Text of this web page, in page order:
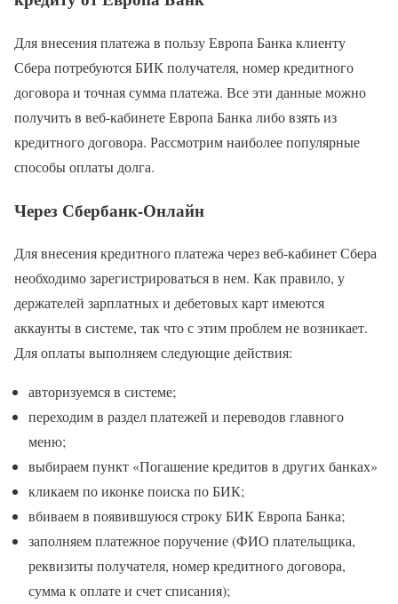
Для внесения платежа в пользу Европа Банка клиенту
Сбера потребуются БИК получателя, номер кредитного
договора и точная сумма платежа. Все эти данные можно
получить в веб-кабинете Европа Банка либо взять из
кредитного договора. Рассмотрим наиболее популярные
способы оплаты долга.
Через Сбербанк-Онлайн
Для внесения кредитного платежа через веб-кабинет Сбера
необходимо зарегистрироваться в нем. Как правило, у
держателей зарплатных и дебетовых карт имеются
аккаунты в системе, так что с этим проблем не возникает.
Для оплаты выполняем следующие действия:
авторизуемся в системе;
переходим в раздел платежей и переводов главного
меню;
выбираем пункт «Погашение кредитов в других банках»
кликаем по иконке поиска по БИК;
вбиваем в появившуюся строку БИК Европа Банка;
заполняем платежное поручение (ФИО плательщика,
реквизиты получателя, номер кредитного договора,
сумма к оплате и счет списания);